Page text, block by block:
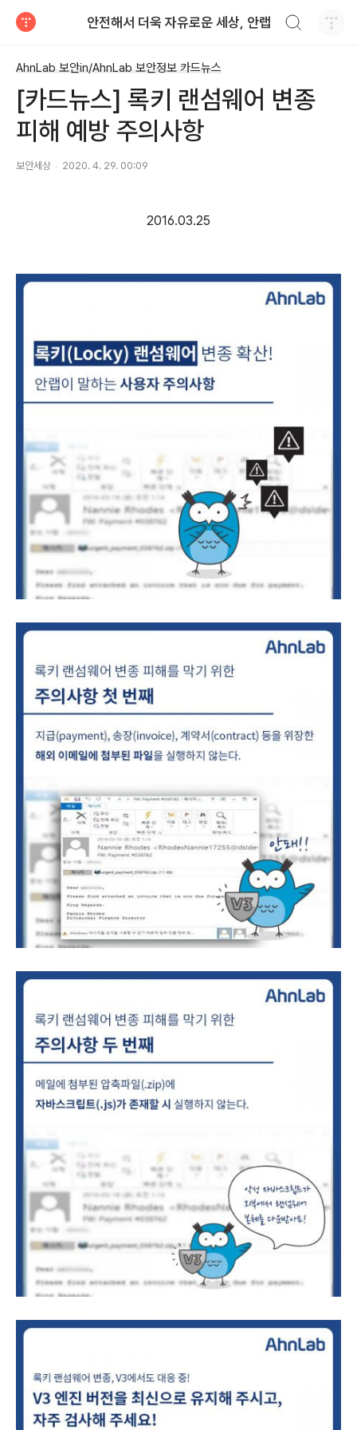
안전해서 더욱 자유로운 세상, 안랩
AhnLab 보안in/AhnLab 보안정보 카드뉴스
[카드뉴스] 록키 랜섬웨어 변종
피해 예방 주의사항
보안세상 2020. 4. 29. 00:09
2016.03.25